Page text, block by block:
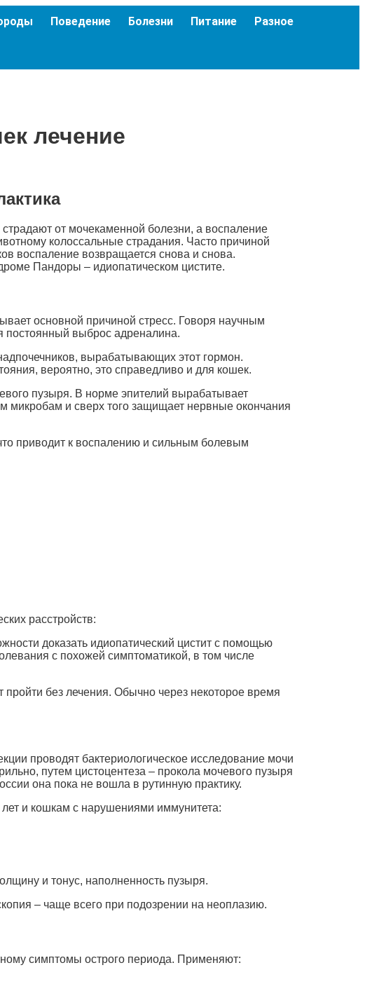
Поведение Болезни Питание Разное
лечение
от мочекаменной болезни, а воспаление
колоссальные страдания. Часто причиной
воспаление возвращается снова и снова.
Пандоры – идиопатическом цистите.
основной причиной стресс. Говоря научным
постоянный выброс адреналина.
вырабатывающих этот гормон.
вероятно, это справедливо и для кошек.
пузыря. В норме эпителий вырабатывает
микробам и сверх того защищает нервные окончания
приводит к воспалению и сильным болевым
расстройств:
доказать идиопатический цистит с помощью
с похожей симптоматикой, в том числе
пройти без лечения. Обычно через некоторое время
проводят бактериологическое исследование мочи
путем цистоцентеза – прокола мочевого пузыря
она пока не вошла в рутинную практику.
и кошкам с нарушениями иммунитета:
и тонус, наполненность пузыря.
– чаще всего при подозрении на неоплазию.
симптомы острого периода. Применяют: